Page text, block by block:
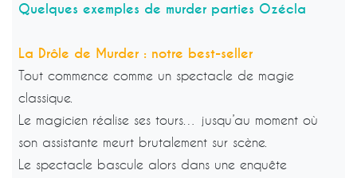
Quelques exemples de murder parties Ozécla
La Drôle de Murder : notre best-seller
Tout commence comme un spectacle de magie
classique.
Le magicien réalise ses tours… jusqu’au moment où
son assistante meurt brutalement sur scène.
Le spectacle bascule alors dans une enquête